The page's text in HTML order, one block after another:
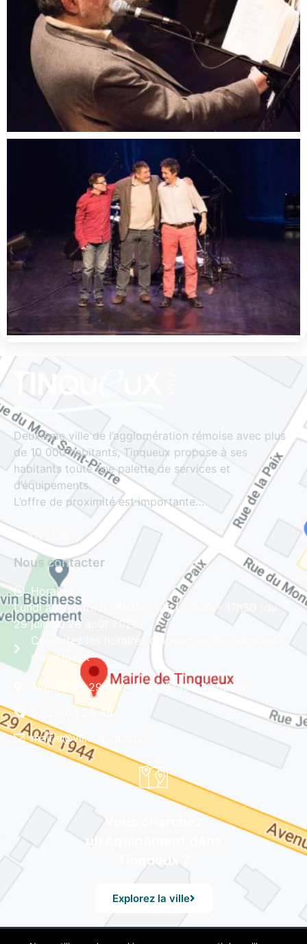
Deuxième ville de l’agglomération rémoise avec plus
de 10 000 habitants, Tinqueux propose à ses
habitants toute une palette de services et
d’équipements.
L’offre de proximité est importante…
Lire la suite
Nous contacter
Horaires
Lundi au vendredi : 8h30 - 12h | 13h30 - 17h30 (du
29 juin au 28 août 2026)
Consultez les horaires d'ouverture des services
municipaux
Avenue du 29 Août 1944, 51430 Tinqueux
03 26 08 23 45
mairie@ville-tinqueux.fr
Vous cherchez
un équipement dans
Tinqueux ?
Explorez la ville